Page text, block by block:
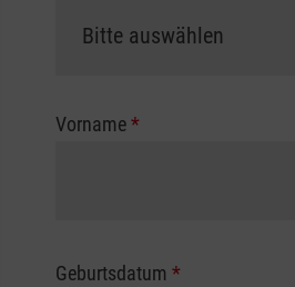
Vorname*
Geburtsdatum *